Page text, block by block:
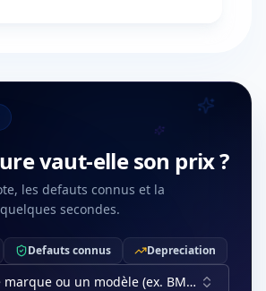
vaut-elle son prix ?
les defauts connus et la
secondes.
Defauts connus Depreciation
ou un modèle (ex. BMW, Série 3)